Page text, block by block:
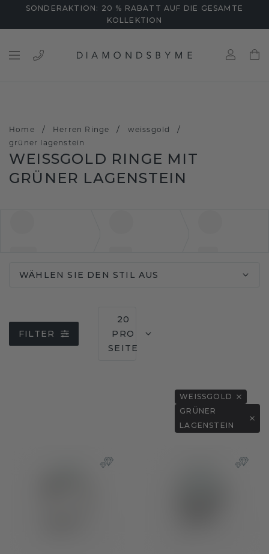
SONDERAKTION: 20 % RABATT AUF DIE GESAMTE
KOLLEKTION
Home / Herren Ringe / weissgold /
grüner lagenstein
WEISSGOLD RINGE MIT G
RÜNER LAGENSTEIN
WÄHLEN SIE DEN STIL AUS
FILTER
20
PRO
SEITE
WEISSGOLD
GRÜNER
LAGENSTEIN